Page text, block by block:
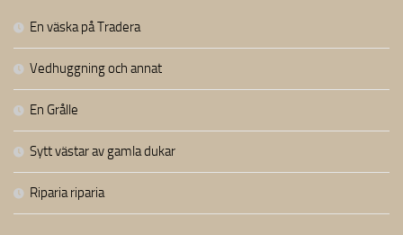
En väska på Tradera
Vedhuggning och annat
En Grålle
Sytt västar av gamla dukar
Riparia riparia